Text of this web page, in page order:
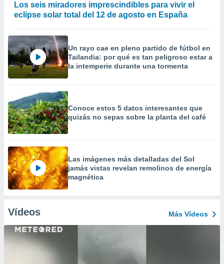
Los seis miradores imprescindibles para vivir el
eclipse solar total del 12 de agosto en España
Un rayo cae en pleno partido de fútbol en
Tailandia: por qué es tan peligroso estar a
la intemperie durante una tormenta
Conoce estos 5 datos interesantes que
quizás no sepas sobre la planta del café
Las imágenes más detalladas del Sol
jamás vistas revelan remolinos de energía
magnética
Vídeos Más Vídeos